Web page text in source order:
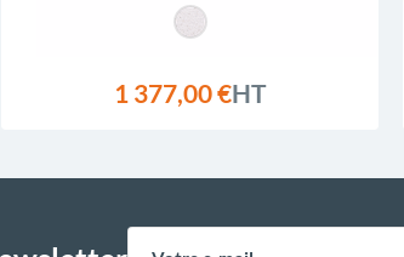
1 377,00 €HT